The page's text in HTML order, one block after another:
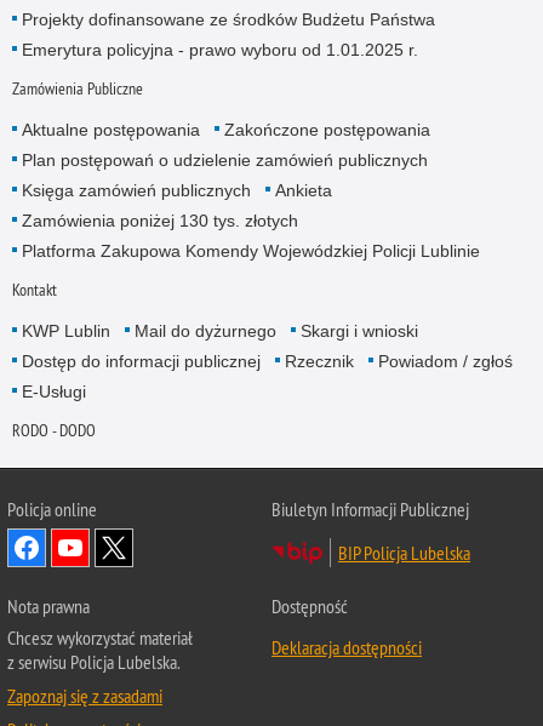
Projekty dofinansowane ze środków Budżetu Państwa
Emerytura policyjna - prawo wyboru od 1.01.2025 r.
Zamówienia Publiczne
Aktualne postępowania
Zakończone postępowania
Plan postępowań o udzielenie zamówień publicznych
Księga zamówień publicznych
Ankieta
Zamówienia poniżej 130 tys. złotych
Platforma Zakupowa Komendy Wojewódzkiej Policji Lublinie
Kontakt
KWP Lublin Mail do dyżurnego
Skargi i wnioski
Dostęp do informacji publicznej
Rzecznik
Powiadom / zgłoś
E-Usługi
RODO - DODO
Policja online
Biuletyn Informacji Publicznej
BIP Policja Lubelska
Nota prawna
Chcesz wykorzystać materiał
z serwisu Policja Lubelska.
Zapoznaj się z zasadami
Dostępność
Deklaracja dostępności